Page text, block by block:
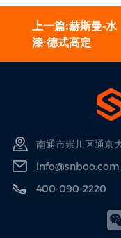
上一篇:赫斯曼-水
漆·德式高定
南通市崇川区通京
info@snboo.com
400-090-2220